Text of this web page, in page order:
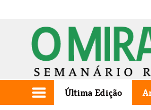
Última Edição